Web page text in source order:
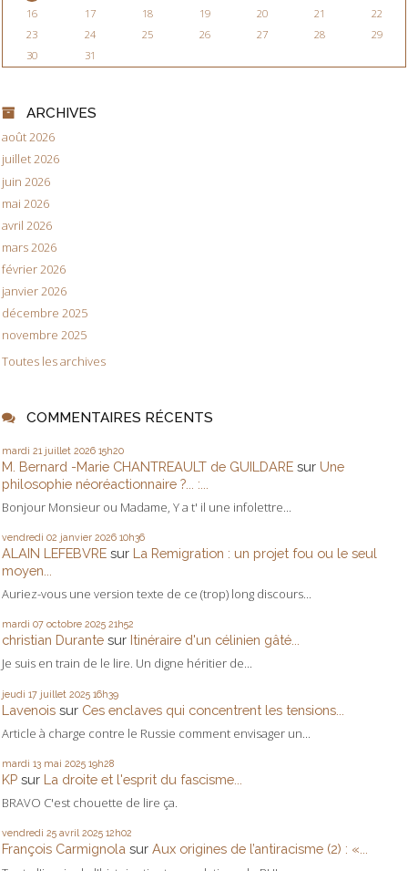
16
17 18 19 20 21
22
23
24 25 26 27 28
29
30
31
ARCHIVES
août 2026
juillet 2026
juin 2026
mai 2026
avril 2026
mars 2026
février 2026
janvier 2026
décembre 2025
novembre 2025
Toutes les archives
COMMENTAIRES RÉCENTS
mardi 21 juillet 2026 15h20
M. Bernard -Marie CHANTREAULT de GUILDARE sur Une
philosophie néoréactionnaire ?... :...
Bonjour Monsieur ou Madame, Y a t' il une infolettre...
vendredi 02 janvier 2026 10h36
ALAIN LEFEBVRE sur La Remigration : un projet fou ou le seul
moyen...
Auriez-vous une version texte de ce (trop) long discours...
mardi 07 octobre 2025 21h52
christian Durante sur Itinéraire d'un célinien gâté...
Je suis en train de le lire. Un digne héritier de...
jeudi 17 juillet 2025 16h39
Lavenois sur Ces enclaves qui concentrent les tensions...
Article à charge contre le Russie comment envisager un...
mardi 13 mai 2025 19h28
KP sur La droite et l'esprit du fascisme...
BRAVO C'est chouette de lire ça.
vendredi 25 avril 2025 12h02
François Carmignola sur Aux origines de l’antiracisme (2) : «...